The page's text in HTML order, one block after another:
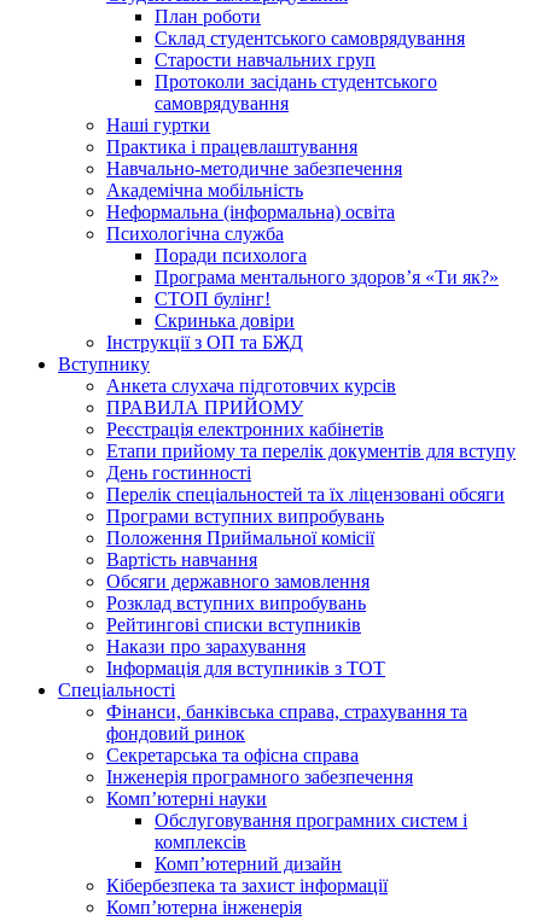
План роботи
Склад студентського самоврядування
Старости навчальних груп
Протоколи засідань студентського
самоврядування
Наші гуртки
Практика і працевлаштування
Навчально-методичне забезпечення
Академічна мобільність
Неформальна (інформальна) освіта
Психологічна служба
Поради психолога
Програма ментального здоров’я «Ти як?»
СТОП булінг!
Скринька довіри
Інструкції з ОП та БЖД
Вступнику
Анкета слухача підготовчих курсів
ПРАВИЛА ПРИЙОМУ
Реєстрація електронних кабінетів
Етапи прийому та перелік документів для вступу
День гостинності
Перелік спеціальностей та їх ліцензовані обсяги
Програми вступних випробувань
Положення Приймальної комісії
Вартість навчання
Обсяги державного замовлення
Розклад вступних випробувань
Рейтингові списки вступників
Накази про зарахування
Інформація для вступників з ТОТ
Спеціальності
Фінанси, банківська справа, страхування та
фондовий ринок
Секретарська та офісна справа
Інженерія програмного забезпечення
Комп’ютерні науки
Обслуговування програмних систем і
комплексів
Комп’ютерний дизайн
Кібербезпека та захист інформації
Комп’ютерна інженерія